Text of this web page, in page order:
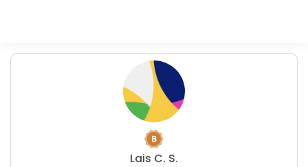
Lais C. S.